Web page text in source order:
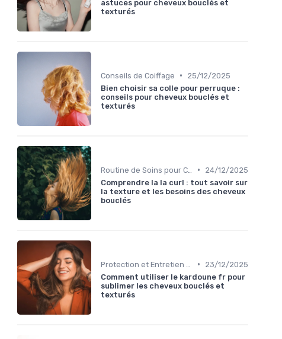
astuces pour cheveux bouclés et
texturés
Conseils de Coiffage •
25/12/2025
Bien choisir sa colle pour perruque :
conseils pour cheveux bouclés et
texturés
•
24/12/2025
Comprendre la la curl : tout savoir sur
la texture et les besoins des cheveux
bouclés
•
23/12/2025
Comment utiliser le kardoune fr pour
sublimer les cheveux bouclés et
texturés